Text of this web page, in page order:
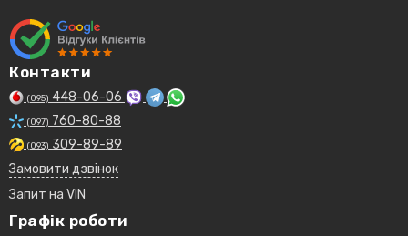
Контакти
(095) 448-06-06
(097) 760-80-88
(093) 309-89-89
Замовити дзвінок
Запит на VIN
Графік роботи